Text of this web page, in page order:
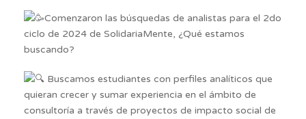
Comenzaron las búsquedas de analistas para el 2do
ciclo de 2024 de SolidariaMente, ¿Qué estamos
buscando?
Buscamos estudiantes con perfiles analíticos que
quieran crecer y sumar experiencia en el ámbito de
consultoría a través de proyectos de impacto social de